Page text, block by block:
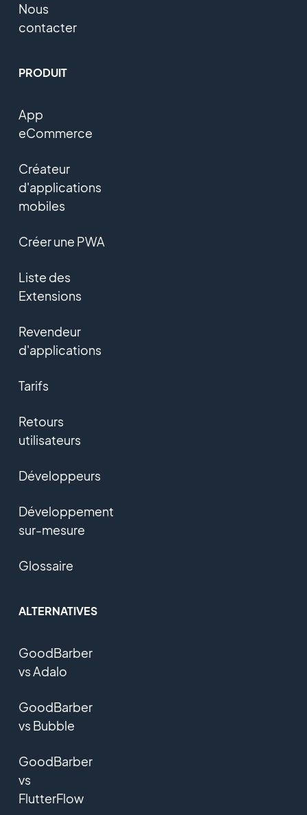
Nous
contacter
PRODUIT
App
eCommerce
Créateur
d'applications
mobiles
Créer une PWA
Liste des
Extensions
Revendeur
d'applications
Tarifs
Retours
utilisateurs
Développeurs
Développement
sur-mesure
Glossaire
ALTERNATIVES
GoodBarber
vs Adalo
GoodBarber
vs Bubble
GoodBarber
vs
FlutterFlow